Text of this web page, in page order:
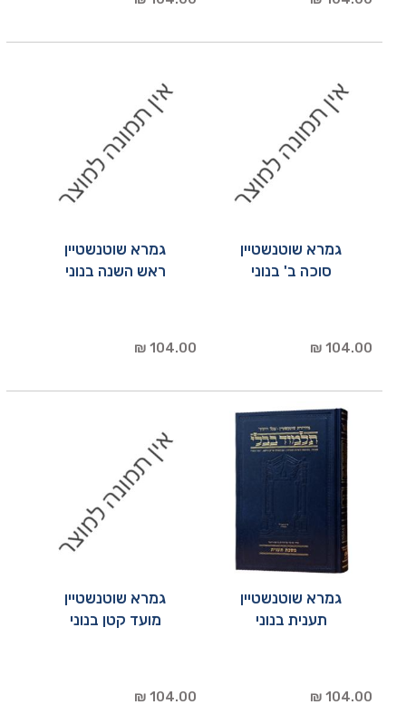
גמרא שוטנשטיין
סוכה ב' בנוני
104.00 ₪
גמרא שוטנשטיין
ראש השנה בנוני
104.00 ₪
גמרא שוטנשטיין
תענית בנוני
104.00 ₪
גמרא שוטנשטיין
מועד קטן בנוני
104.00 ₪